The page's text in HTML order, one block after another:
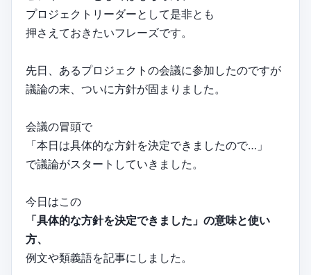
プロジェクトリーダーとして是非とも
押さえておきたいフレーズです。
先日、あるプロジェクトの会議に参加したのですが
議論の末、ついに方針が固まりました。
会議の冒頭で
「本日は具体的な方針を決定できましたので…」
で議論がスタートしていきました。
今日はこの
「具体的な方針を決定できました」の意味と使い
方、
例文や類義語を記事にしました。